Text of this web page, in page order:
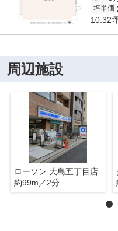
坪単価
10.32
周辺施設
ローソン 大島五丁目店
約99m／2分